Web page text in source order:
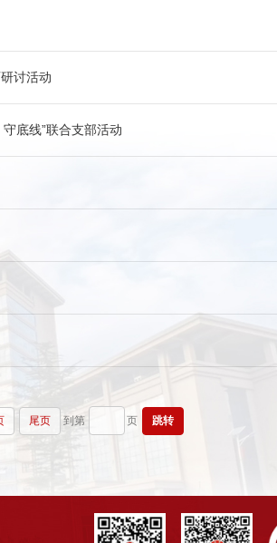
讨活动
底线”联合支部活动
尾页 到第 页 跳转